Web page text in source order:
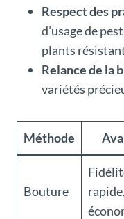
Respect des
d’usage de
plants
Relance de la
variétés
Méthode
Bouture
rapide,